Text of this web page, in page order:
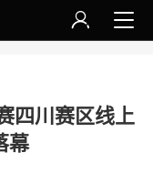
四川赛区线上
幕‌